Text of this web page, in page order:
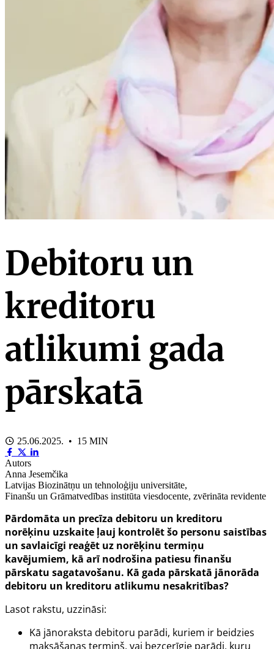
Debitoru un
kreditoru
atlikumi gada
pārskatā
25.06.2025. • 15 MIN
Autors
Anna Jesemčika
Latvijas Biozinātņu un tehnoloģiju universitāte,
Finanšu un Grāmatvedības institūta viesdocente, zvērināta revidente
Pārdomāta un precīza debitoru un kreditoru
norēķinu uzskaite ļauj kontrolēt šo personu saistības
un savlaicīgi reaģēt uz norēķinu termiņu
kavējumiem, kā arī nodrošina patiesu finanšu
pārskatu sagatavošanu. Kā gada pārskatā jānorāda
debitoru un kreditoru atlikumu nesakritības?
Lasot rakstu, uzzināsi:
Kā jānoraksta debitoru parādi, kuriem ir beidzies
maksāšanas termiņš, vai bezcerīgie parādi, kuru